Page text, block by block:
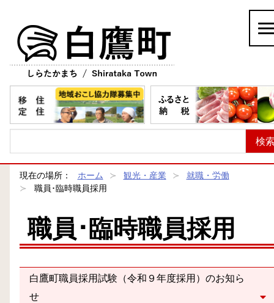
現在の場所： ホーム 観光・産業
就職・労働
職員･臨時職員採用
職員･臨時職員採用
白鷹町職員採用試験（令和９年度採用）のお知ら
せ